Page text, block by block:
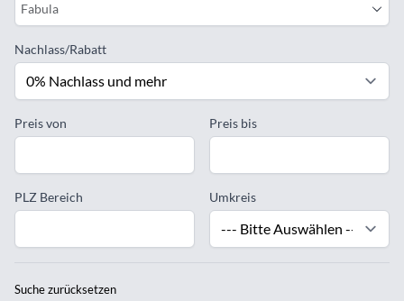
Fabula
Nachlass/Rabatt
Preis von Preis bis
PLZ Bereich Umkreis
Suche zurücksetzen